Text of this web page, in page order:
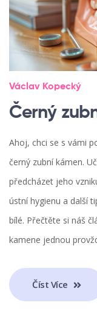
Václav Kopecký
Černý
Ahoj, chci se s vámi
černý zubní kámen.
předcházet jeho
ústní hygienu a další
bílé. Přečtěte si náš
kamene jednou
Číst Více